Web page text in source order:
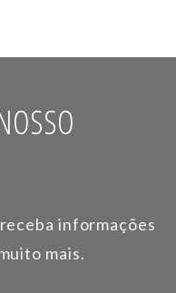
informações
mais.